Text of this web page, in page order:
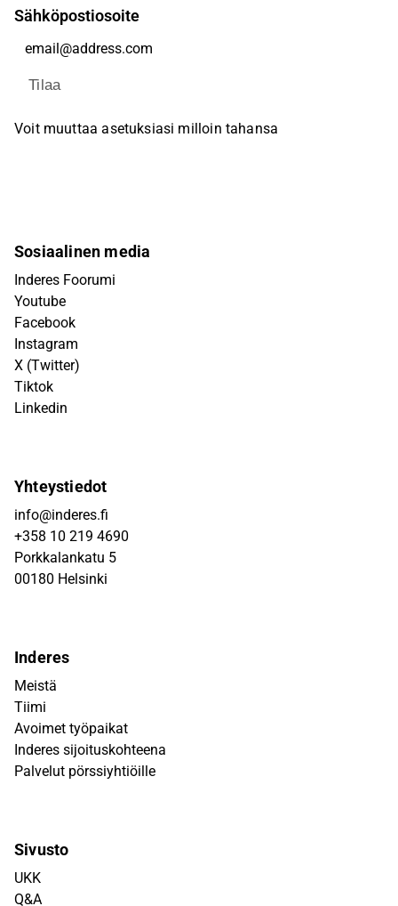
Sähköpostiosoite
Tilaa
Voit muuttaa asetuksiasi milloin tahansa
Sosiaalinen media
Inderes Foorumi
Youtube
Facebook
Instagram
X (Twitter)
Tiktok
Linkedin
Yhteystiedot
info@inderes.fi
+358 10 219 4690
Porkkalankatu 5
00180 Helsinki
Inderes
Meistä
Tiimi
Avoimet työpaikat
Inderes sijoituskohteena
Palvelut pörssiyhtiöille
Sivusto
UKK
Q&A